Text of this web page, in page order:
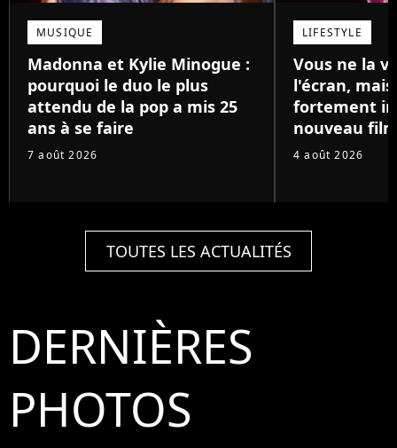
MUSIQUE
Madonna et Kylie Minogue :
pourquoi le duo le plus
attendu de la pop a mis 25
ans à se faire
7 août 2026
LIFESTYLE
Vous ne la
l'écran,
fortement
nouveau
4 août 2026
TOUTES LES ACTUALITÉS
DERNIÈRES
PHOTOS